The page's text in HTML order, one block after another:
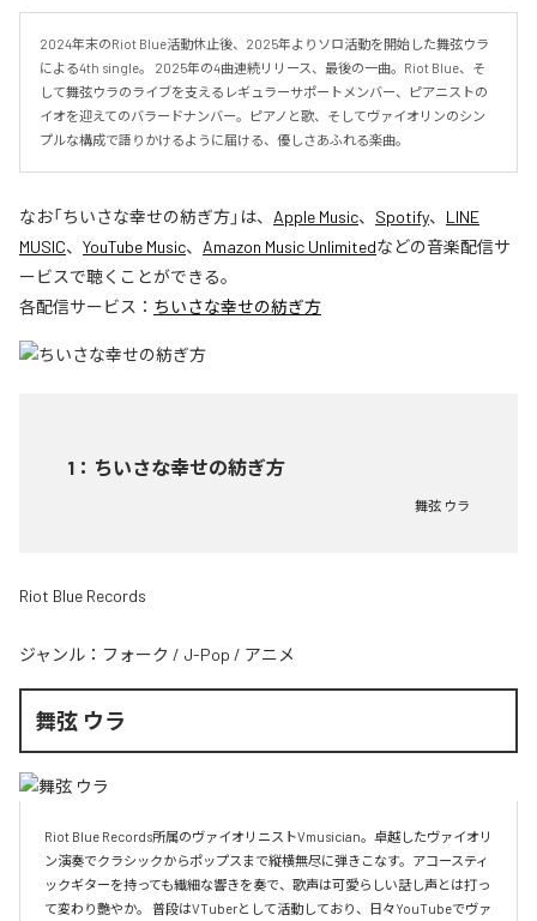
2024年末のRiot Blue活動休止後、2025年よりソロ活動を開始した舞弦ウラ
による4th single。 2025年の4曲連続リリース、最後の一曲。Riot Blue、そ
して舞弦ウラのライブを支えるレギュラーサポートメンバー、ピアニストの
イオを迎えてのバラードナンバー。ピアノと歌、そしてヴァイオリンのシン
プルな構成で語りかけるように届ける、優しさあふれる楽曲。
なお「ちいさな幸せの紡ぎ方」は、 Apple Music、 Spotify、 LINE
MUSIC、 YouTube Music、 Amazon Music Unlimitedなどの音楽配信サ
ービスで聴くことができる。
各配信サービス： ちいさな幸せの紡ぎ方
1 ： ちいさな幸せの紡ぎ方
舞弦 ウラ
Riot Blue Records
ジャンル： フォーク / J-Pop / アニメ
舞弦 ウラ
Riot Blue Records所属のヴァイオリニストVmusician。卓越したヴァイオリ
ン演奏でクラシックからポップスまで縦横無尽に弾きこなす。アコースティ
ックギターを持っても繊細な響きを奏で、歌声は可愛らしい話し声とは打っ
て変わり艷やか。 普段はVTuberとして活動しており、日々YouTubeでヴァ